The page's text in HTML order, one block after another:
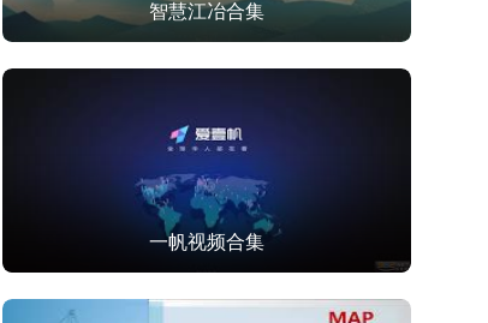
智慧江冶合集
一帆视频合集